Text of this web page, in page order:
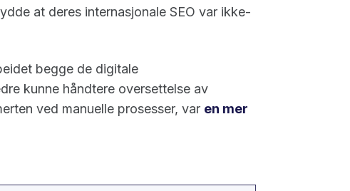
at deres internasjonale SEO var ikke-
begge de digitale
kunne håndtere oversettelse av
ved manuelle prosesser, var en mer